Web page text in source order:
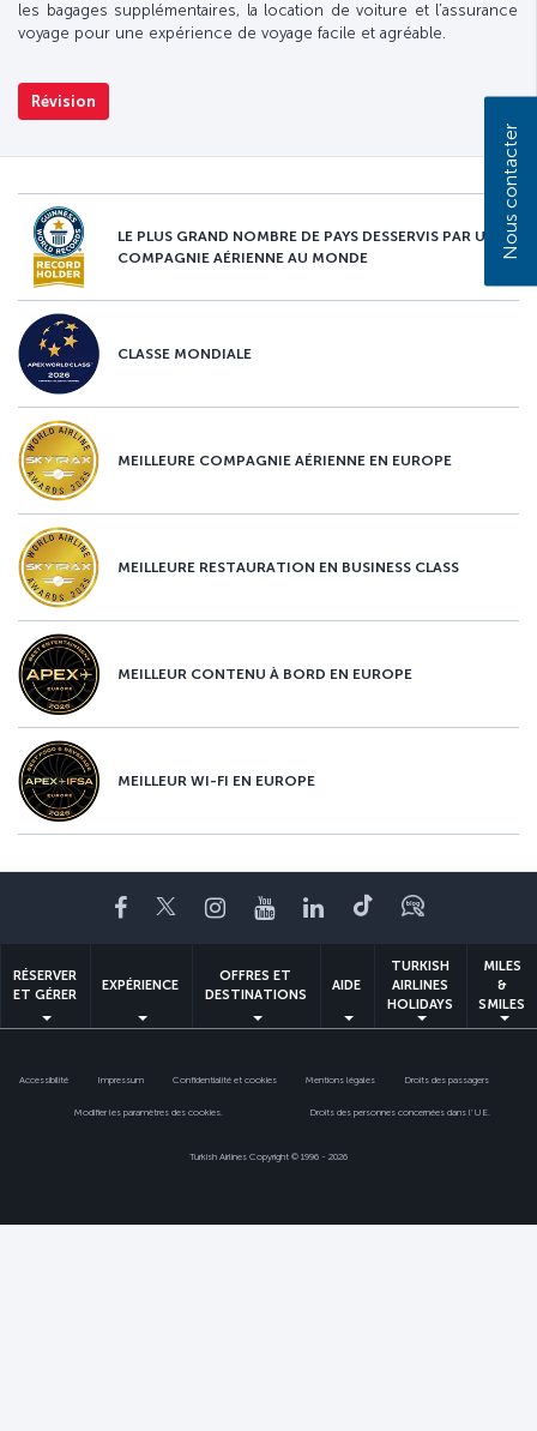
les bagages supplémentaires, la location de voiture et l’assurance
voyage pour une expérience de voyage facile et agréable.
Révision
LE PLUS GRAND NOMBRE DE PAYS DESSERVIS PAR UNE
COMPAGNIE AÉRIENNE AU MONDE
CLASSE MONDIALE
MEILLEURE COMPAGNIE AÉRIENNE EN EUROPE
MEILLEURE RESTAURATION EN BUSINESS CLASS
MEILLEUR CONTENU À BORD EN EUROPE
MEILLEUR WI-FI EN EUROPE
Facebook
TwitterInstagram
YouTubeLinkedIn
TiktokBlog
RÉSERVER
ET GÉRER
EXPÉRIENCE
OFFRES ET
DESTINATIONS
AIDE
TURKISH
AIRLINES
HOLIDAYS
MILES
&
SMILES
Accessibilité Impressum Confidentialité et cookies Mentions légales Droits des passagers
Modifier les paramètres des cookies. Droits des personnes concernées dans l’UE.
Turkish Airlines Copyright © 1996 - 2026
Nous contacter